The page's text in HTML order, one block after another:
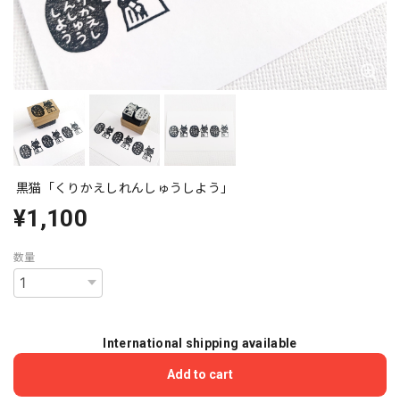
黒猫「くりかえしれんしゅうしよう」
¥1,100
数量
International shipping available
Add to cart